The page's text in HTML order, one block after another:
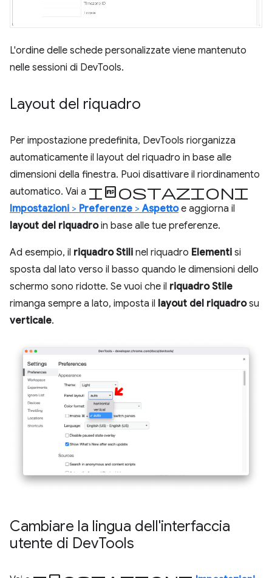
L'ordine delle schede personalizzate viene mantenuto
nelle sessioni di DevTools.
Layout del riquadro
Per impostazione predefinita, DevTools riorganizza
automaticamente il layout del riquadro in base alle
dimensioni della finestra. Puoi disattivare il riordinamento
automatico. Vai a Impostazioni
Impostazioni > Preferenze >Aspettoe aggiorna il
layout del riquadroin base alle tue preferenze.
Ad esempio, il riquadro Stili nel riquadro Elementi si
sposta dal lato verso il basso quando le dimensioni dello
schermo sono ridotte. Se vuoi che il riquadro Stile
rimanga sempre a lato, imposta il layout del riquadrosu
verticale.
Cambiare la lingua dell'interfaccia
utente di DevTools